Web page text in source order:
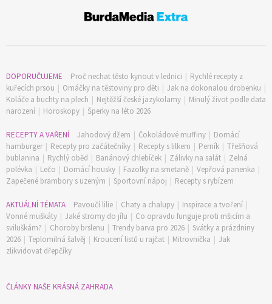
DOPORUČUJEME Proč nechat těsto kynout v lednici | Rychlé recepty z
kuřecích prsou | Omáčky na těstoviny pro děti | Jak na dokonalou drobenku |
Koláče a buchty na plech | Nejtěžší české jazykolamy | Minulý život podle data
narození | Horoskopy | Šperky na léto 2026
RECEPTY A VAŘENÍ Jahodový džem | Čokoládové muffiny | Domácí
hamburger | Recepty pro začátečníky | Recepty s lilkem | Perník | Třešňová
bublanina | Rychlý oběd | Banánový chlebíček | Zálivky na salát | Zelná
polévka | Lečo | Domácí housky | Fazolky na smetaně | Vepřová panenka |
Zapečené brambory s uzeným | Sportovní nápoj | Recepty s rybízem
AKTUÁLNÍ TÉMATA Pavoučí lilie | Chaty a chalupy | Inspirace a tvoření |
Vonné muškáty | Jaké stromy do jílu | Co opravdu funguje proti mšicím a
sviluškám? | Choroby brslenu | Trendy barva pro 2026 | Svátky a prázdniny
2026 | Teplomilná šalvěj | Kroucení listů u rajčat | Mitrovnička | Jak
zlikvidovat dřepčíky
ČLÁNKY NAŠE KRÁSNÁ ZAHRADA